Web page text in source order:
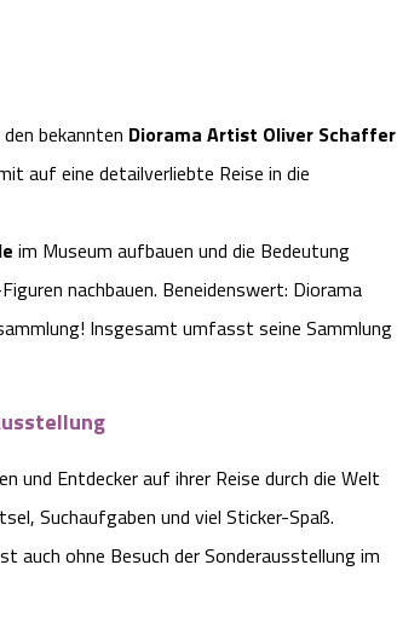
bekannten Diorama Artist Oliver Schaffer
auf eine detailverliebte Reise in die
im Museum aufbauen und die Bedeutung
nachbauen. Beneidenswert: Diorama
Insgesamt umfasst seine Sammlung
und Entdecker auf ihrer Reise durch die Welt
Suchaufgaben und viel Sticker-Spaß.
auch ohne Besuch der Sonderausstellung im